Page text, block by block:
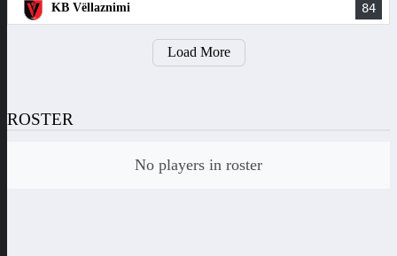
KB Vëllaznimi 84
Load More
ROSTER
No players in roster